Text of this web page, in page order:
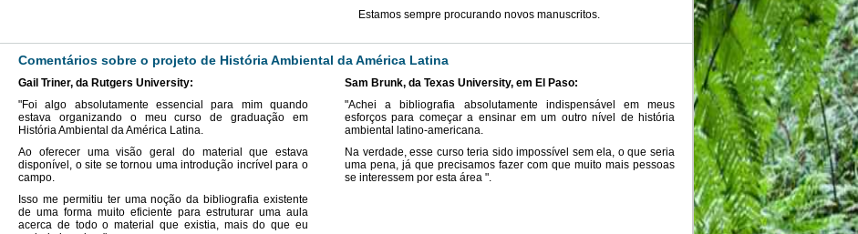
Estamos sempre procurando novos manuscritos.
Comentários sobre o projeto de História Ambiental da América Latina
Gail Triner, da Rutgers University:
"Foi algo absolutamente essencial para mim quando
estava organizando o meu curso de graduação em
História Ambiental da América Latina.
Ao oferecer uma visão geral do material que estava
disponível, o site se tornou uma introdução incrível para o
campo.
Isso me permitiu ter uma noção da bibliografia existente
de uma forma muito eficiente para estruturar uma aula
acerca de todo o material que existia, mais do que eu
Sam Brunk, da Texas University, em El Paso:
"Achei a bibliografia absolutamente indispensável em meus
esforços para começar a ensinar em um outro nível de história
ambiental latino-americana.
Na verdade, esse curso teria sido impossível sem ela, o que seria
uma pena, já que precisamos fazer com que muito mais pessoas
se interessem por esta área ".